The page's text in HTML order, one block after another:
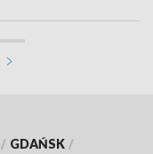
/ GDAŃSK /